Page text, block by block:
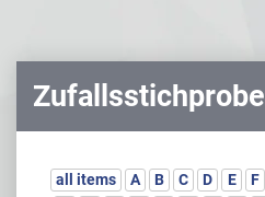
Zufallsstichprobe
all items A B C D E F